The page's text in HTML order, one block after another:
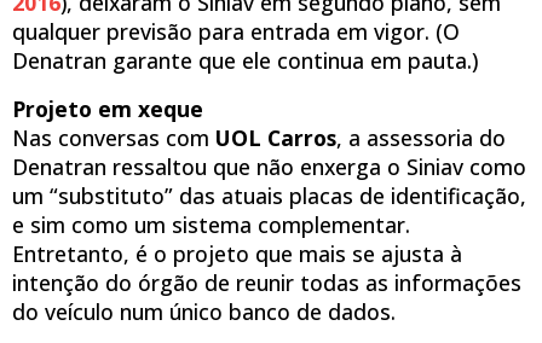
qualquer previsão para entrada em vigor. (O
Denatran garante que ele continua em pauta.)
Projeto em xeque
Nas conversas com UOL Carros, a assessoria do
Denatran ressaltou que não enxerga o Siniav como
um “substituto” das atuais placas de identificação,
e sim como um sistema complementar.
Entretanto, é o projeto que mais se ajusta à
intenção do órgão de reunir todas as informações
do veículo num único banco de dados.